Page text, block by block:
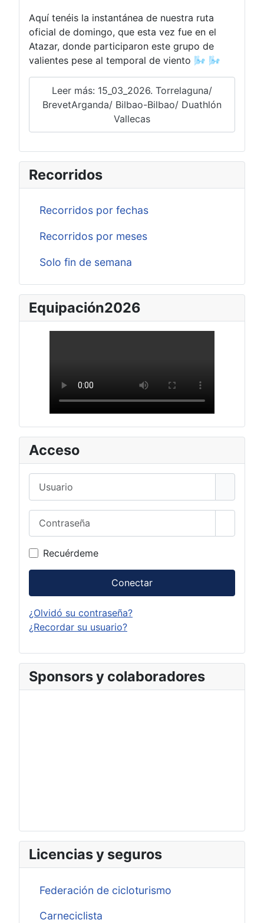
Aquí tenéis la instantánea de nuestra ruta
oficial de domingo, que esta vez fue en el
Atazar, donde participaron este grupo de
valientes pese al temporal de viento 🌬️ 🌬️
Leer más: 15_03_2026. Torrelaguna/
BrevetArganda/ Bilbao-Bilbao/ Duathlón
Vallecas
Recorridos
Recorridos por fechas
Recorridos por meses
Solo fin de semana
Equipación2026
Acceso
Recuérdeme
Conectar
¿Olvidó su contraseña?
¿Recordar su usuario?
Sponsors y colaboradores
Licencias y seguros
Federación de cicloturismo
Carneciclista